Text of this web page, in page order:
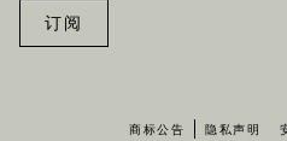
订阅
商标公告 隐私声明